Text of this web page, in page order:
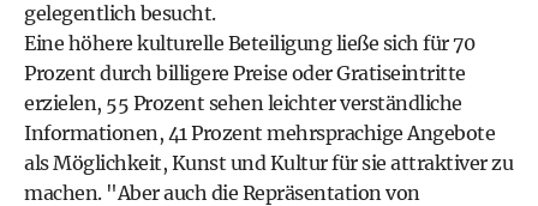
gelegentlich besucht.
Eine höhere kulturelle Beteiligung ließe sich für 70
Prozent durch billigere Preise oder Gratiseintritte
erzielen, 55 Prozent sehen leichter verständliche
Informationen, 41 Prozent mehrsprachige Angebote
als Möglichkeit, Kunst und Kultur für sie attraktiver zu
machen. "Aber auch die Repräsentation von